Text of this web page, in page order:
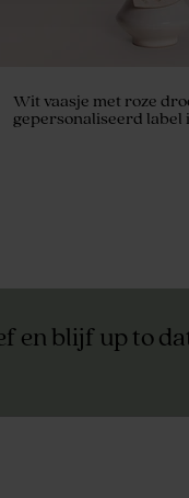
Wit vaasje met roze
gepersonaliseerd label
en blijf up to